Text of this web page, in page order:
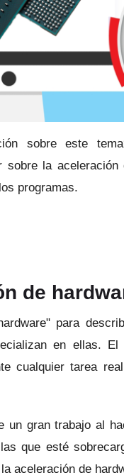
sobre este
sobre la
programas.
de
para
en ellas. El
cualquier tarea
un gran trabajo al
que esté
aceleración de